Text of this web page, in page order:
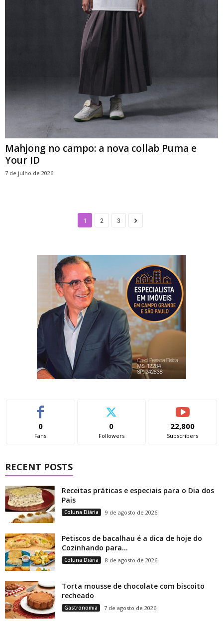
Mahjong no campo: a nova collab Puma e
Your ID
7 de julho de 2026
1 2 3
0
Fans
0
Followers
22,800
Subscribers
RECENT POSTS
Receitas práticas e especiais para o Dia dos
Pais
Coluna Diária 9 de agosto de 2026
Petiscos de bacalhau é a dica de hoje do
Cozinhando para...
Coluna Diária 8 de agosto de 2026
Torta mousse de chocolate com biscoito
recheado
Gastronomia 7 de agosto de 2026